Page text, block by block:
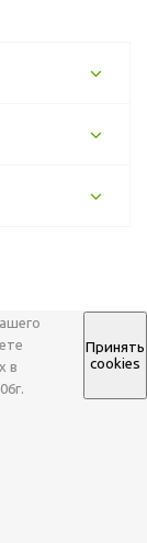
в
Принять
cookies